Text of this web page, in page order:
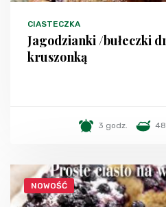
CIASTECZKA
Jagodzianki /bułeczki
kruszonką
3 godz.
NOWOŚĆ